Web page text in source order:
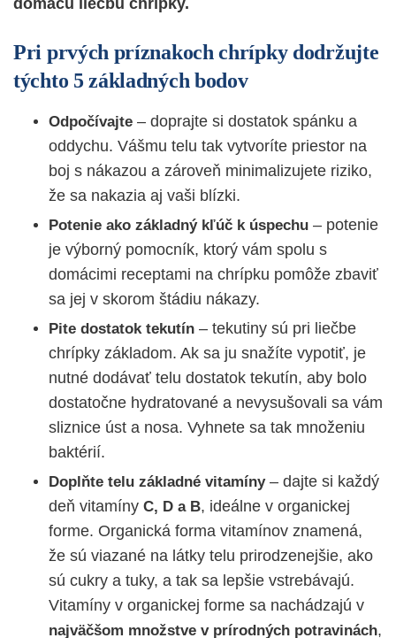
Pri prvých príznakoch chrípky dodržujte
týchto 5 základných bodov
Odpočívajte – doprajte si dostatok spánku a
oddychu. Vášmu telu tak vytvoríte priestor na
boj s nákazou a zároveň minimalizujete riziko,
že sa nakazia aj vaši blízki.
Potenie ako základný kľúč k úspechu – potenie
je výborný pomocník, ktorý vám spolu s
domácimi receptami na chrípku pomôže zbaviť
sa jej v skorom štádiu nákazy.
Pite dostatok tekutín – tekutiny sú pri liečbe
chrípky základom. Ak sa ju snažíte vypotiť, je
nutné dodávať telu dostatok tekutín, aby bolo
dostatočne hydratované a nevysušovali sa vám
sliznice úst a nosa. Vyhnete sa tak množeniu
baktérií.
Doplňte telu základné vitamíny – dajte si každý
deň vitamíny C, D a B, ideálne v organickej
forme. Organická forma vitamínov znamená,
že sú viazané na látky telu prirodzenejšie, ako
sú cukry a tuky, a tak sa lepšie vstrebávajú.
Vitamíny v organickej forme sa nachádzajú v
najväčšom množstve v prírodných potravinách,